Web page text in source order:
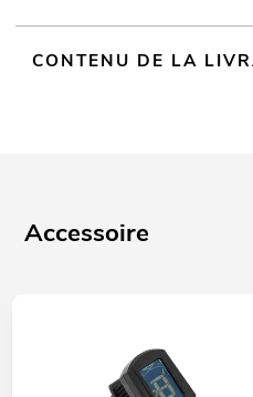
CONTENU DE LA
Accessoire